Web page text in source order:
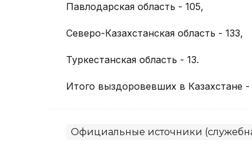
Павлодарская область - 105,
Северо-Казахстанская область - 133,
Туркестанская область - 13.
Итого выздоровевших в Казахстане
Официальные источники